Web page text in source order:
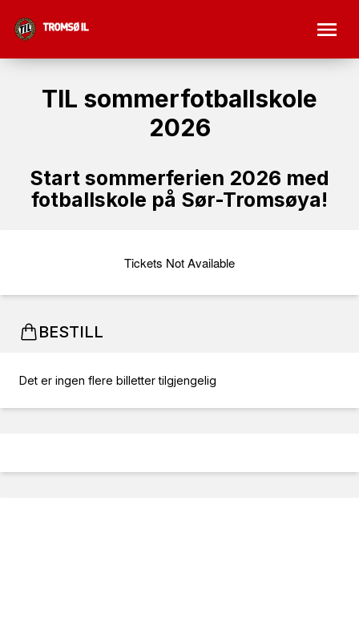
TIL sommerfotballskole
2026
Start sommerferien 2026 med
fotballskole på Sør-Tromsøya!
Tickets Not Available
BESTILL
Det er ingen flere billetter tilgjengelig